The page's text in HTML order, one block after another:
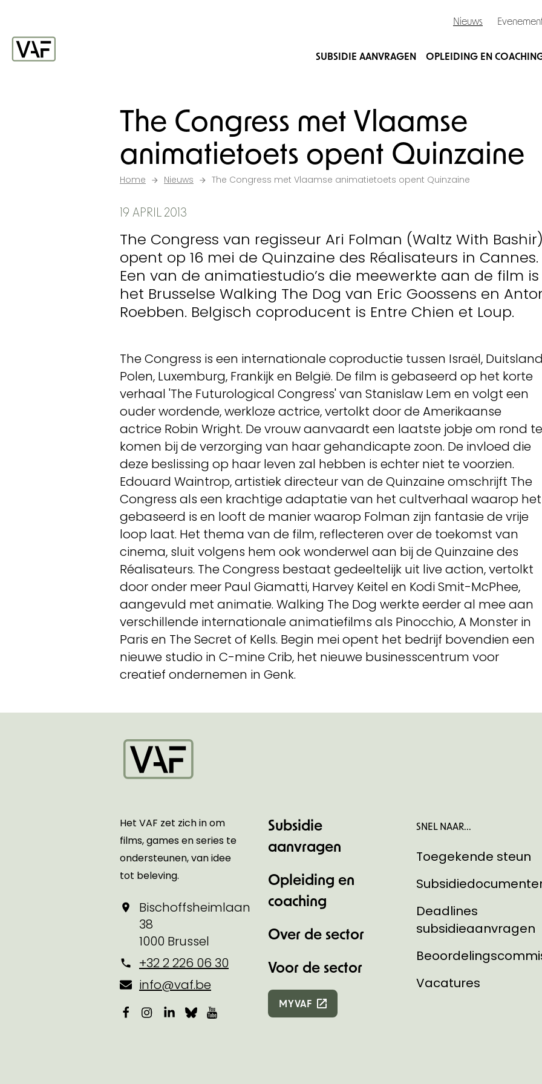
Nieuws
SUBSIDIE AANVRAGEN OPLEIDING EN
The Congress met Vlaamse
animatietoets opent Quinzaine
Home Nieuws The Congress met Vlaamse animatietoets opent Quinzaine
19 APRIL 2013
The Congress van regisseur Ari Folman (Waltz With Bashir)
opent op 16 mei de Quinzaine des Réalisateurs in Cannes.
Een van de animatiestudio’s die meewerkte aan de film is
het Brusselse Walking The Dog van Eric Goossens en
Roebben. Belgisch coproducent is Entre Chien et Loup.
The Congress is een internationale coproductie tussen Israël,
Polen, Luxemburg, Frankijk en België. De film is gebaseerd op het korte
verhaal 'The Futurological Congress' van Stanislaw Lem en volgt een
ouder wordende, werkloze actrice, vertolkt door de Amerikaanse
actrice Robin Wright. De vrouw aanvaardt een laatste jobje om rond te
komen bij de verzorging van haar gehandicapte zoon. De invloed die
deze beslissing op haar leven zal hebben is echter niet te voorzien.
Edouard Waintrop, artistiek directeur van de Quinzaine omschrijft The
Congress als een krachtige adaptatie van het cultverhaal waarop het
gebaseerd is en looft de manier waarop Folman zijn fantasie de vrije
loop laat. Het thema van de film, reflecteren over de toekomst van
cinema, sluit volgens hem ook wonderwel aan bij de Quinzaine des
Réalisateurs. The Congress bestaat gedeeltelijk uit live action, vertolkt
door onder meer Paul Giamatti, Harvey Keitel en Kodi Smit-McPhee,
aangevuld met animatie. Walking The Dog werkte eerder al mee aan
verschillende internationale animatiefilms als Pinocchio, A Monster in
Paris en The Secret of Kells. Begin mei opent het bedrijf bovendien een
nieuwe studio in C-mine Crib, het nieuwe businesscentrum voor
creatief ondernemen in Genk.
Het VAF zet zich in om
films, games en series te
ondersteunen, van idee
tot beleving.
Bischoffsheimlaan
38
1000 Brussel
+32 2 226 06 30
info@vaf.be
Facebook
Instagram
LinkedIn
BlueskyYouTube
Subsidie
aanvragen
Opleiding en
coaching
Over de sector
Voor de sector
MYVAF
SNEL NAAR...
Toegekende steun
Deadlines
subsidieaanvragen
Vacatures